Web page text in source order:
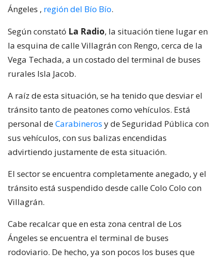
Ángeles , región del Bío Bío.
Según constató La Radio, la situación tiene lugar en
la esquina de calle Villagrán con Rengo, cerca de la
Vega Techada, a un costado del terminal de buses
rurales Isla Jacob.
A raíz de esta situación, se ha tenido que desviar el
tránsito tanto de peatones como vehículos. Está
personal deCarabineros y de Seguridad Pública con
sus vehículos, con sus balizas encendidas
advirtiendo justamente de esta situación.
El sector se encuentra completamente anegado, y el
tránsito está suspendido desde calle Colo Colo con
Villagrán.
Cabe recalcar que en esta zona central de Los
Ángeles se encuentra el terminal de buses
rodoviario. De hecho, ya son pocos los buses que